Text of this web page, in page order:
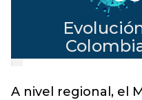
A nivel regional, el